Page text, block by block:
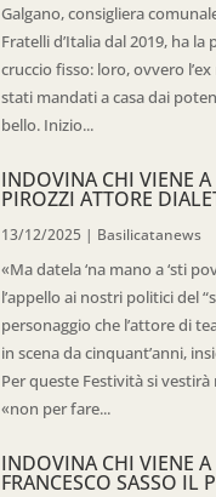
Galgano, consigliera
Fratelli d’Italia dal 2019, ha
cruccio fisso: loro, ovvero
stati mandati a casa dai
bello. Inizio...
INDOVINA CHI VIENE
PIROZZI ATTORE
13/12/2025 | Basilicatanews
«Ma datela ‘na mano a ‘sti
l’appello ai nostri politici del
personaggio che l’attore di
in scena da cinquant’anni,
Per queste Festività si
«non per fare...
INDOVINA CHI VIENE A
FRANCESCO SASSO IL